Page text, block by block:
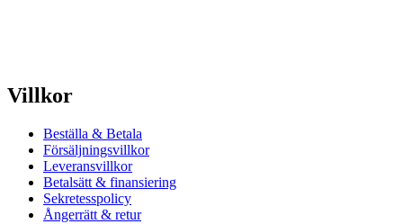
Villkor
Beställa & Betala
Försäljningsvillkor
Leveransvillkor
Betalsätt & finansiering
Sekretesspolicy
Ångerrätt & retur